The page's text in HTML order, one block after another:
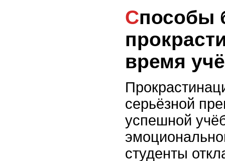
Способы борьбы с
время
серьёзной
успешной
студенты